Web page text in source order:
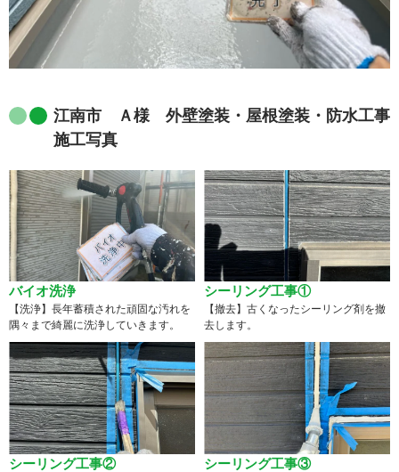
江南市 Ａ様 外壁塗装・屋根塗装・防水工事
施工写真
バイオ洗浄
【洗浄】長年蓄積された頑固な汚れを
隅々まで綺麗に洗浄していきます。
シーリング工事①
【撤去】古くなったシーリング剤を撤
去します。
シーリング工事② シーリング工事③